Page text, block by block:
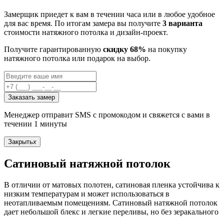
Замерщик приедет к вам в течении часа или в любое удобное
для вас время. По итогам замера вы получите 3 варианта
стоимости натяжного потолка и дизайн-проект.
Получите гарантированную скидку 68% на покупку
натяжного потолка или подарок на выбор.
Заказать замер
Менеджер отправит SMS с промокодом и свяжется с вами в
течении 1 минуты
Закрытьx
Сатиновый натяжной потолок
В отличии от матовых полотен, сатиновая пленка устойчива к
низким температурам и может использоваться в
неотапливаемым помещениям. Сатиновый натяжной потолок
дает небольшой блекс и легкие переливы, но без зеракального